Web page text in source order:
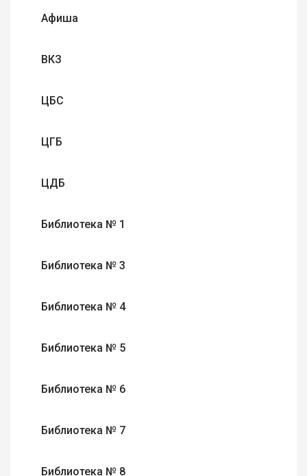
Афиша
ВКЗ
ЦБС
ЦГБ
ЦДБ
Библиотека № 1
Библиотека № 3
Библиотека № 4
Библиотека № 5
Библиотека № 6
Библиотека № 7
Библиотека № 8